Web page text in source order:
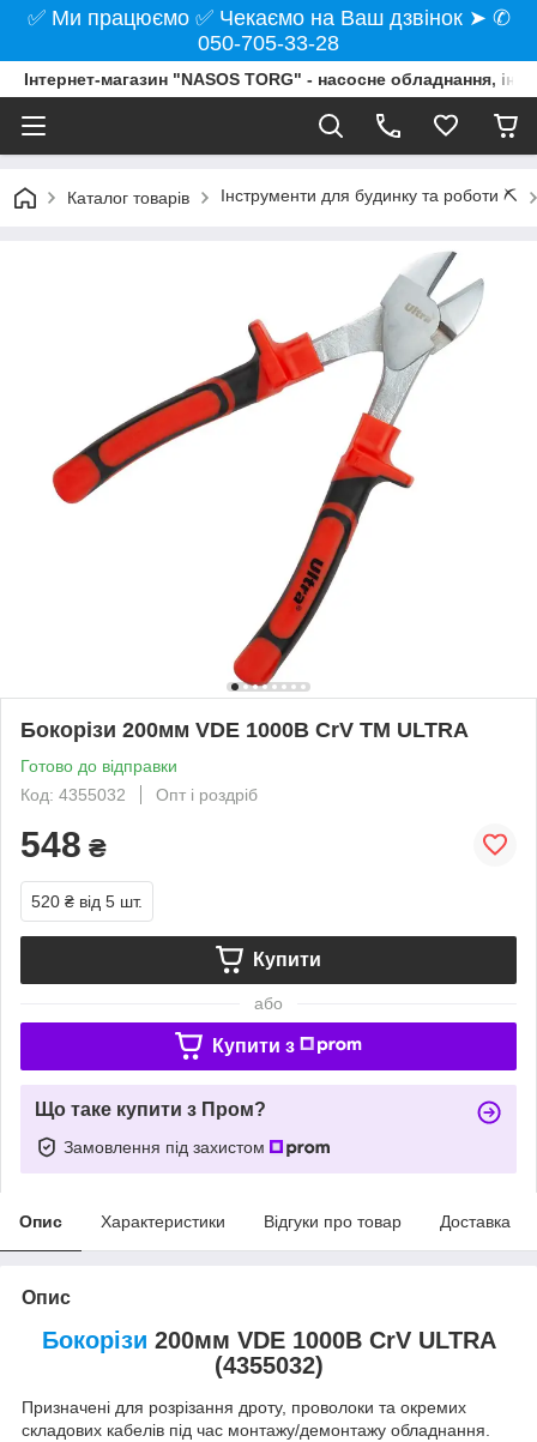
✅ Ми працюємо ✅ Чекаємо на Ваш дзвінок ➤ ✆
050-705-33-28
Інтернет-магазин "NASOS TORG" - насосне обладнання,
Каталог товарів Інструменти для будинку та роботи ⛏️
Бокорізи 200мм VDE 1000В CrV ТМ ULTRA
Готово до відправки
Код: 4355032
Опт і роздріб
548 ₴
520 ₴ від 5 шт.
Купити
або
Купити з
Що таке купити з Пром?
Замовлення під захистом
Опис Характеристики Відгуки про товар Доставка
Опис
Бокорізи 200мм VDE 1000В CrV ULTRA
(4355032)
Призначені для розрізання дроту, проволоки та окремих
складових кабелів під час монтажу/демонтажу обладнання.